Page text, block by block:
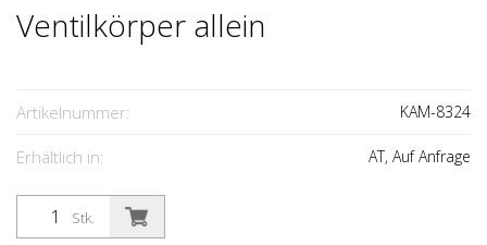
Ventilkörper allein
Artikelnummer: KAM-8324
Erhältlich in: AT, Auf Anfrage
Stk.